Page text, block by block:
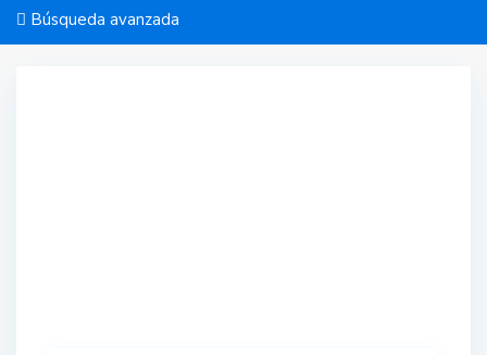
Búsqueda avanzada